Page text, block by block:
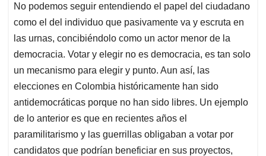
No podemos seguir entendiendo el papel del ciudadano
como el del individuo que pasivamente va y escruta en
las urnas, concibiéndolo como un actor menor de la
democracia. Votar y elegir no es democracia, es tan solo
un mecanismo para elegir y punto. Aun así, las
elecciones en Colombia históricamente han sido
antidemocráticas porque no han sido libres. Un ejemplo
de lo anterior es que en recientes años el
paramilitarismo y las guerrillas obligaban a votar por
candidatos que podrían beneficiar en sus proyectos,